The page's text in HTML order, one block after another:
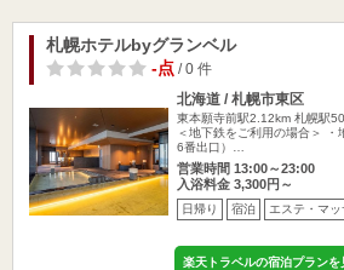
札幌ホテルbyグランベル
-点/ 0 件
北海道 / 札幌市東区
東本願寺前駅2.12km 札幌駅
＜地下鉄をご利用の場合＞ ・
6番出口）…
営業時間 13:00～23:00
入浴料金 3,300円～
日帰り 宿泊 エステ・マッ
楽天トラベルの宿泊プランを